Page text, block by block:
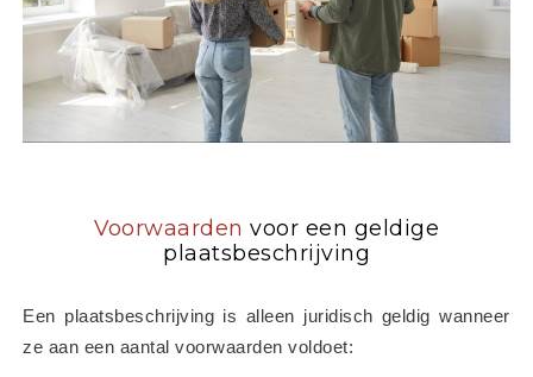
Voorwaarden voor een geldige
plaatsbeschrijving
Een plaatsbeschrijving is alleen juridisch geldig wanneer
ze aan een aantal voorwaarden voldoet: